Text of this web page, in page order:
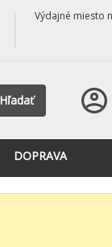
Výdajné miesto
Hľadať
DOPRAVA